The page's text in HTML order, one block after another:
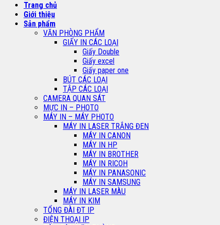
Trang chủ
Giới thiệu
Sản phẩm
VĂN PHÒNG PHẨM
GIẤY IN CÁC LOẠI
Giấy Double
Giấy excel
Giấy paper one
BÚT CÁC LOẠI
TẬP CÁC LOẠI
CAMERA QUAN SÁT
MỰC IN – PHOTO
MÁY IN – MÁY PHOTO
MÁY IN LASER TRẮNG ĐEN
MÁY IN CANON
MÁY IN HP
MÁY IN BROTHER
MÁY IN RICOH
MÁY IN PANASONIC
MÁY IN SAMSUNG
MÁY IN LASER MÀU
MÁY IN KIM
TỔNG ĐÀI ĐT IP
ĐIỆN THOẠI IP